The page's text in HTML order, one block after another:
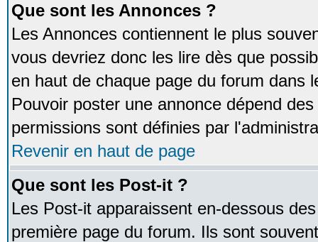
Que sont les Annonces ?
Les Annonces contiennent le plus
vous devriez donc les lire dès que
en haut de chaque page du forum dans
Pouvoir poster une annonce dépend
permissions sont définies par
Revenir en haut de page
Que sont les Post-it ?
Les Post-it apparaissent en-dessous
première page du forum. Ils sont